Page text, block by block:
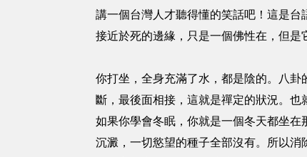
講一個台灣人才聽得懂的笑話吧！這是台
接近於死的邊緣，只是一個佛性在，但是
你打坐，全身充滿了水，都是陰的。八
斷，最後面相接，這就是禪定的狀況。
如果你學會冬眠，你就是一個冬天都坐
沉澱，一切慾望的種子全部沒有。所以消